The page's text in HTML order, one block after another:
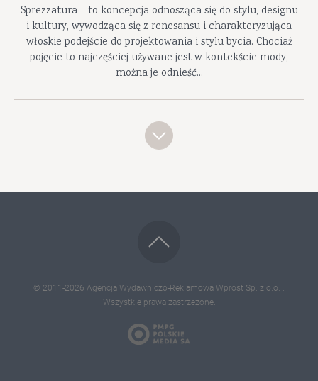
Sprezzatura – to koncepcja odnosząca się do stylu, designu
i kultury, wywodząca się z renesansu i charakteryzująca
włoskie podejście do projektowania i stylu bycia. Chociaż
pojęcie to najczęściej używane jest w kontekście mody,
można je odnieść...
© 2011-2026 Agencja Wydawniczo-Reklamowa Wprost Sp. z o.o. .
Wszystkie prawa zastrzeżone.